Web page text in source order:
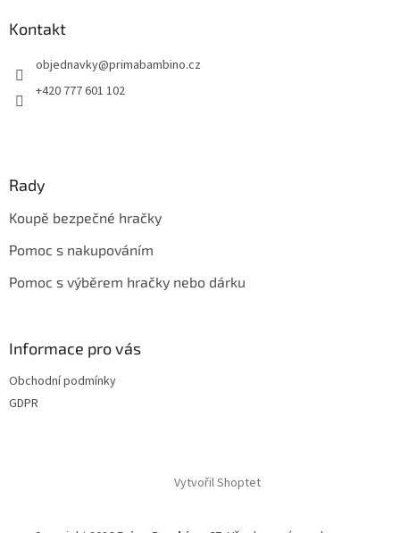
Kontakt
objednavky@primabambino.cz
+420 777 601 102
Rady
Koupě bezpečné hračky
Pomoc s nakupováním
Pomoc s výběrem hračky nebo dárku
Informace pro vás
Obchodní podmínky
GDPR
Vytvořil Shoptet